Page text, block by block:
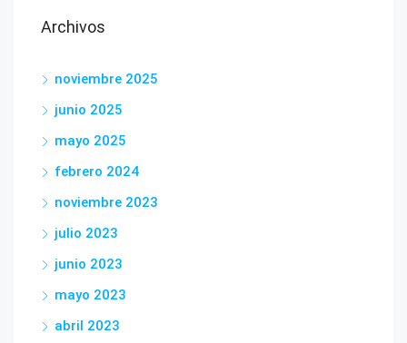
Archivos
noviembre 2025
junio 2025
mayo 2025
febrero 2024
noviembre 2023
julio 2023
junio 2023
mayo 2023
abril 2023